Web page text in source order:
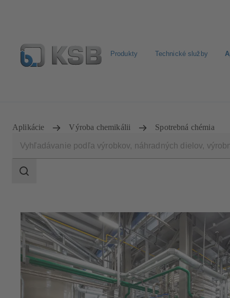
Produkty Technické služby
Aplikácie Výroba chemikálii Spotrebná chémia
vyhľadávania
Oblasť